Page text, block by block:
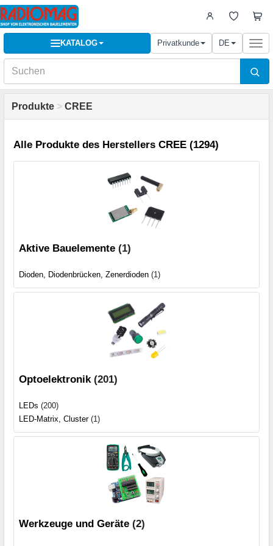
KATALOG Privatkunde DE
Produkte > CREE
Alle Produkte des Herstellers CREE (1294)
Aktive Bauelemente (1)
Dioden, Diodenbrücken, Zenerdioden (1)
Optoelektronik(201)
LEDs (200)
LED-Matrix, Cluster(1)
Werkzeuge und Geräte (2)